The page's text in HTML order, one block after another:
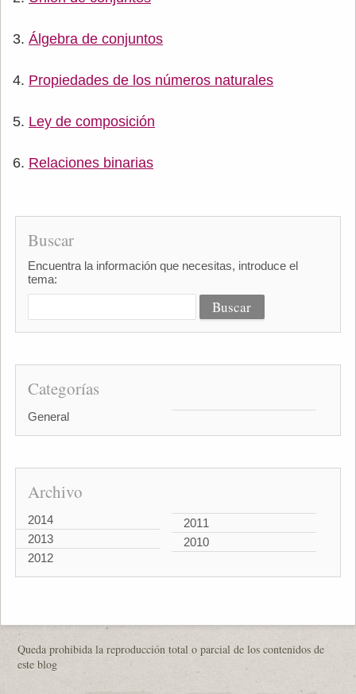
Álgebra de conjuntos
Propiedades de los números naturales
Ley de composición
Relaciones binarias
Buscar
Encuentra la información que necesitas, introduce el
tema:
Categorías
General
Archivo
2014
2013
2012
2011
2010
Queda prohibida la reproducción total o parcial de los contenidos de
este blog